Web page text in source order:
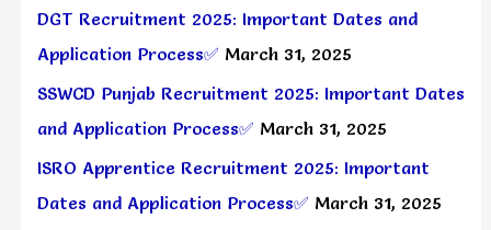
DGT Recruitment 2025: Important Dates and
Application Process✅ March 31, 2025
SSWCD Punjab Recruitment 2025: Important Dates
and Application Process✅ March 31, 2025
ISRO Apprentice Recruitment 2025: Important
Dates and Application Process✅ March 31, 2025